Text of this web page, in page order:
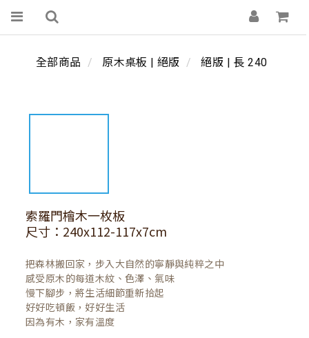
全部商品 原木桌板 | 絕版 絕版 | 長 240
索羅門檜木一枚板
尺寸：240x112-117x7cm
把森林搬回家，步入大自然的寧靜與純粹之中
感受原木的每道木紋、色澤、氣味
慢下腳步，將生活細節重新拾起
好好吃頓飯，好好生活
因為有木，家有溫度